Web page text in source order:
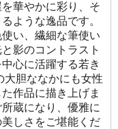
華やかに彩り、そ
ような逸品です。
い、繊細な筆使い
影のコントラスト
心に活躍する若き
大胆ななかにも女性
作品に描き上げま
蔵になり、優雅に
しさをご堪能くだ